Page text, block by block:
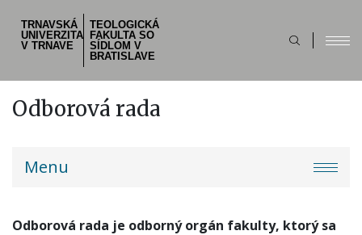
hlavný
TRNAVSKÁ
UNIVERZITA
V TRNAVE
TEOLOGICKÁ
FAKULTA SO
SÍDLOM V
BRATISLAVE
Odborová rada
Main
Menu
Odborová rada je odborný orgán fakulty, ktorý sa